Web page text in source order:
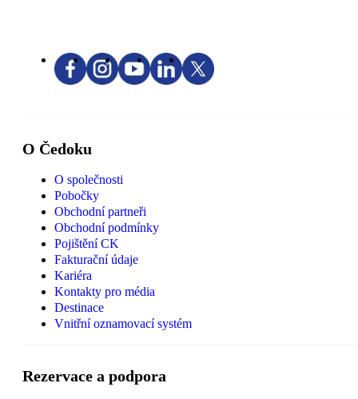
O Čedoku
O společnosti
Pobočky
Obchodní partneři
Obchodní podmínky
Pojištění CK
Fakturační údaje
Kariéra
Kontakty pro média
Destinace
Vnitřní oznamovací systém
Rezervace a podpora